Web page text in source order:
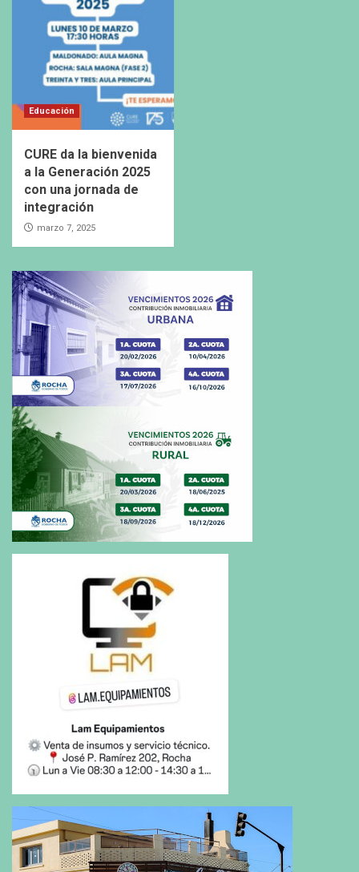
Educación
CURE da la bienvenida
a la Generación 2025
con una jornada de
integración
marzo 7, 2025